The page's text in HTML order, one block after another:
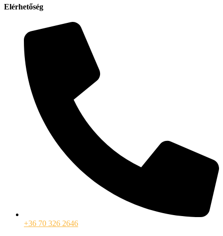
Elérhetőség
+36 70 326 2646